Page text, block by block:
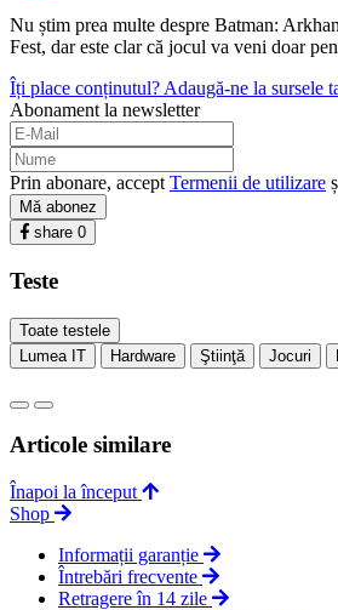
Nu știm prea multe despre Batman:
Fest, dar este clar că jocul va veni doar
Îți place conținutul? Adaugă-ne la sursele
Abonament la newsletter
Prin abonare, accept Termenii de utilizare
Mă abonez
share 0
Teste
Toate testele
Lumea IT
Hardware Ştiinţă Jocuri
Articole similare
Înapoi la început
Shop
Informații garanție
Întrebări frecvente
Retragere în 14 zile